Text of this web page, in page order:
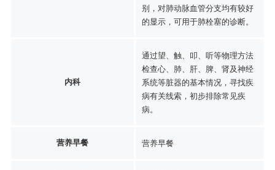
别，对肺动脉血管分支均有较好
的显示，可用于肺栓塞的诊断。
内科
通过望、触、叩、听等物理方法
检查心、肺、肝、脾、肾及神经
系统等脏器的基本情况，寻找疾
病有关线索，初步排除常见疾
病。
营养早餐 营养早餐